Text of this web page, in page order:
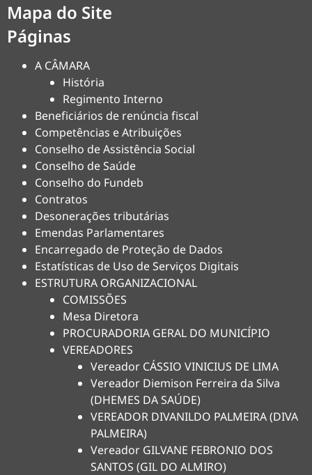
Mapa do Site
Páginas
A CÂMARA
História
Regimento Interno
Beneficiários de renúncia fiscal
Competências e Atribuições
Conselho de Assistência Social
Conselho de Saúde
Conselho do Fundeb
Contratos
Desonerações tributárias
Emendas Parlamentares
Encarregado de Proteção de Dados
Estatísticas de Uso de Serviços Digitais
ESTRUTURA ORGANIZACIONAL
COMISSÕES
Mesa Diretora
PROCURADORIA GERAL DO MUNICÍPIO
VEREADORES
Vereador CÁSSIO VINICIUS DE LIMA
Vereador Diemison Ferreira da Silva
(DHEMES DA SAÚDE)
VEREADOR DIVANILDO PALMEIRA (DIVA
PALMEIRA)
Vereador GILVANE FEBRONIO DOS
SANTOS (GIL DO ALMIRO)